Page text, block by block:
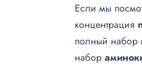
Если мы
концентрация
полный набор
набор